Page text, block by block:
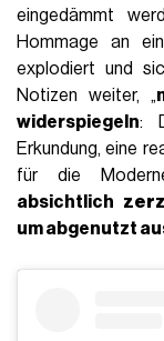
eingedämmt
Hommage an
explodiert und
Notizen weiter, „
widerspiegeln:
Erkundung, eine
für die
absichtlich
um abgenutzt